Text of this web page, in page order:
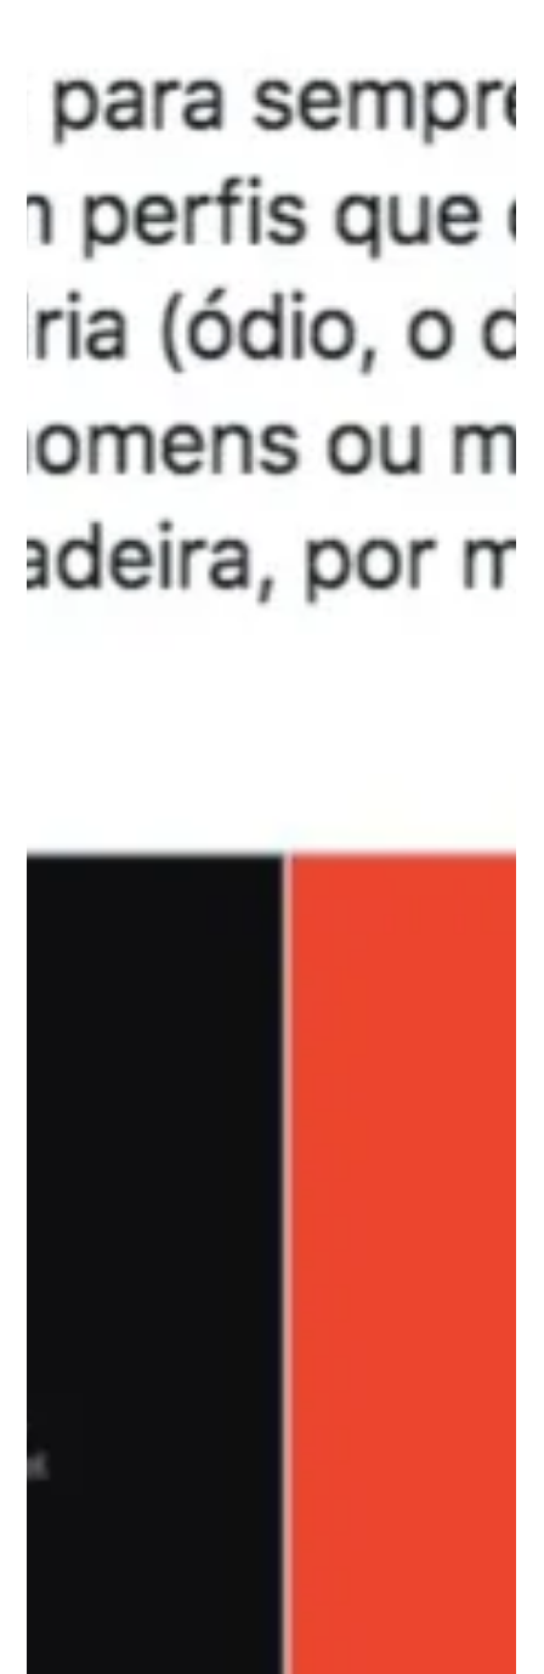
4 de mai. de 2020
Live de Marcela Brandão e Zé Tedesco
farão será realizada nesta quinta-feira, dia
7
Cada um de sua casa, Marcela Brandão e Zé Tedesco – vão
seus fãs, de forma...